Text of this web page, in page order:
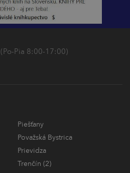
(Po-Pia 8:00-17:00)
Piešťany
Považská Bystrica
Prievidza
Trenčín (2)